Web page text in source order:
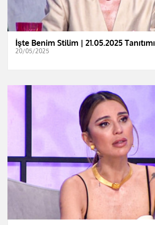
İşte Benim Stilim | 21.05.2025 Tanıtımı
20/05/2025